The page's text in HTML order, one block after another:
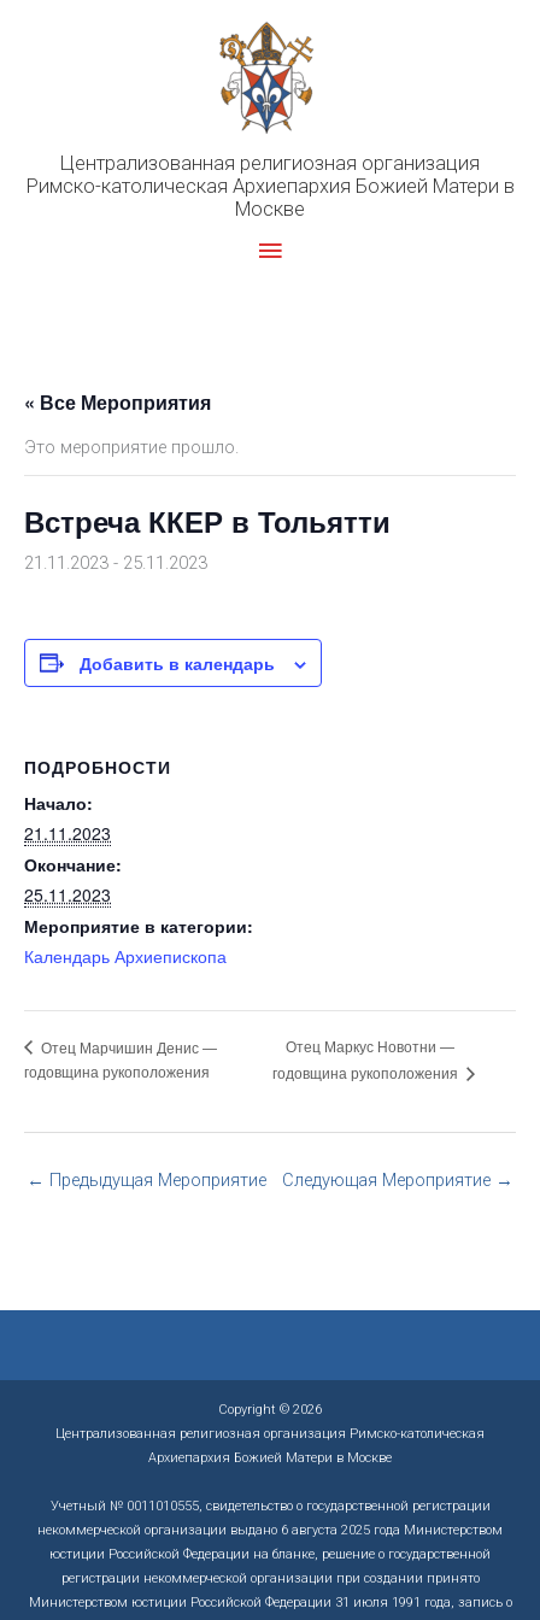
Централизованная религиозная организация
Римско-католическая Архиепархия Божией Матери в
Москве
Главное
« Все Мероприятия
Это мероприятие прошло.
Встреча ККЕР в Тольятти
21.11.2023 - 25.11.2023
Добавить в календарь
ПОДРОБНОСТИ
Начало:
21.11.2023
Окончание:
25.11.2023
Мероприятие в категории:
Календарь Архиепископа
Отец Марчишин Денис —
годовщина рукоположения
Отец Маркус Новотни —
годовщина рукоположения
← Предыдущая Мероприятие Следующая Мероприятие →
Copyright © 2026
Централизованная религиозная организация Римско-католическая
Архиепархия Божией Матери в Москве
Учетный № 0011010555, свидетельство о государственной регистрации
некоммерческой организации выдано 6 августа 2025 года Министерством
юстиции Российской Федерации на бланке, решение о государственной
регистрации некоммерческой организации при создании принято
Министерством юстиции Российской Федерации 31 июля 1991 года, запись о